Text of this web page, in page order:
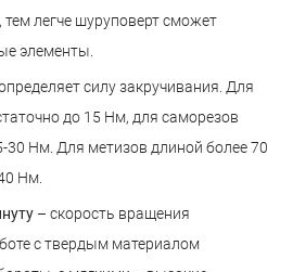
легче шуруповерт сможет
элементы.
силу закручивания. Для
до 15 Нм, для саморезов
30 Нм. Для метизов длиной более 70
Нм.
– скорость вращения
с твердым материалом